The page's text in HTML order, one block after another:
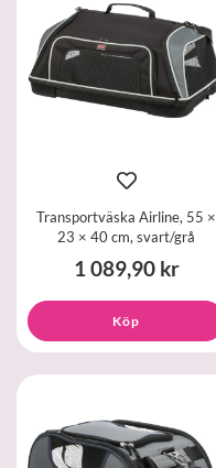
Transportväska Airline, 55 ×
23 × 40 cm, svart/grå
1 089,90 kr
Köp